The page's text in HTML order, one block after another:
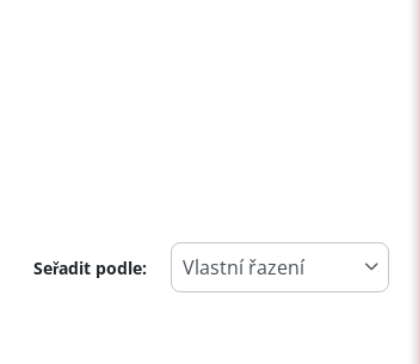
Seřadit podle: